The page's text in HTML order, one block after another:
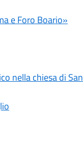
e Foro Boario»
nella chiesa di San